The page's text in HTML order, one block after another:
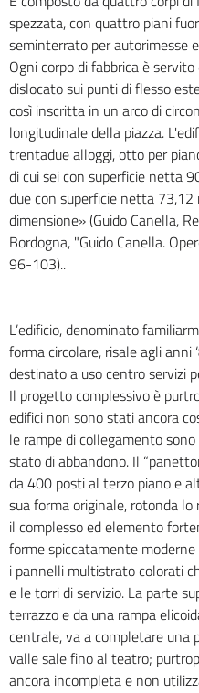
spezzata, con quattro piani
seminterrato per autorimesse
Ogni corpo di fabbrica è
dislocato sui punti di flesso
così inscritta in un arco di
longitudinale della piazza.
trentadue alloggi, otto per
di cui sei con superficie netta
due con superficie netta
dimensione» (Guido Canella,
Bordogna, "Guido Canella.
96-103)..
L’edificio, denominato
forma circolare, risale agli anni
destinato a uso centro servizi
Il progetto complessivo è
edifici non sono stati ancora
le rampe di collegamento
stato di abbandono. Il
da 400 posti al terzo piano e
sua forma originale, rotonda
il complesso ed elemento
forme spiccatamente
i pannelli multistrato colorati
e le torri di servizio. La parte
terrazzo e da una rampa
centrale, va a completare una
valle sale fino al teatro;
ancora incompleta e non